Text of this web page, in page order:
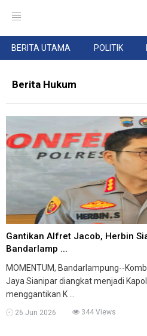
BERITA UTAMA POLITIK
Berita Hukum
Gantikan Alfret Jacob, Herbin
Bandarlamp ...
MOMENTUM, Bandarlampung--
Jaya Sianipar diangkat menjadi
menggantikan K ...
26 Jun 2026 344 Views